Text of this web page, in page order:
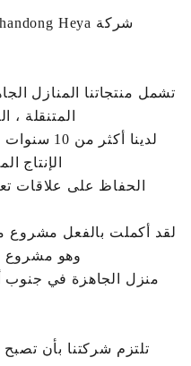
تشمل منتجاتنا المنازل
المتنقلة
لدينا
الإنتاج
الحفاظ على علاقات
لقد أكملت بالفعل مشروع
وهو مشروع
منزل الجاهزة في جنوب
تلتزم شركتنا بأن